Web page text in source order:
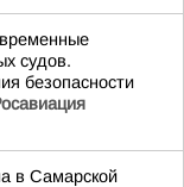
судов.
безопасности
Самарской